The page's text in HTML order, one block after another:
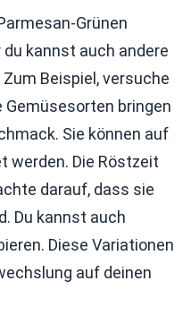
Grünen
kannst auch andere
Beispiel, versuche
Gemüsesorten bringen
Sie können auf
werden. Die Röstzeit
darauf, dass sie
Du kannst auch
Diese Variationen
auf deinen